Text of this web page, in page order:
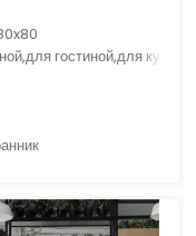
гостиной,для кухни